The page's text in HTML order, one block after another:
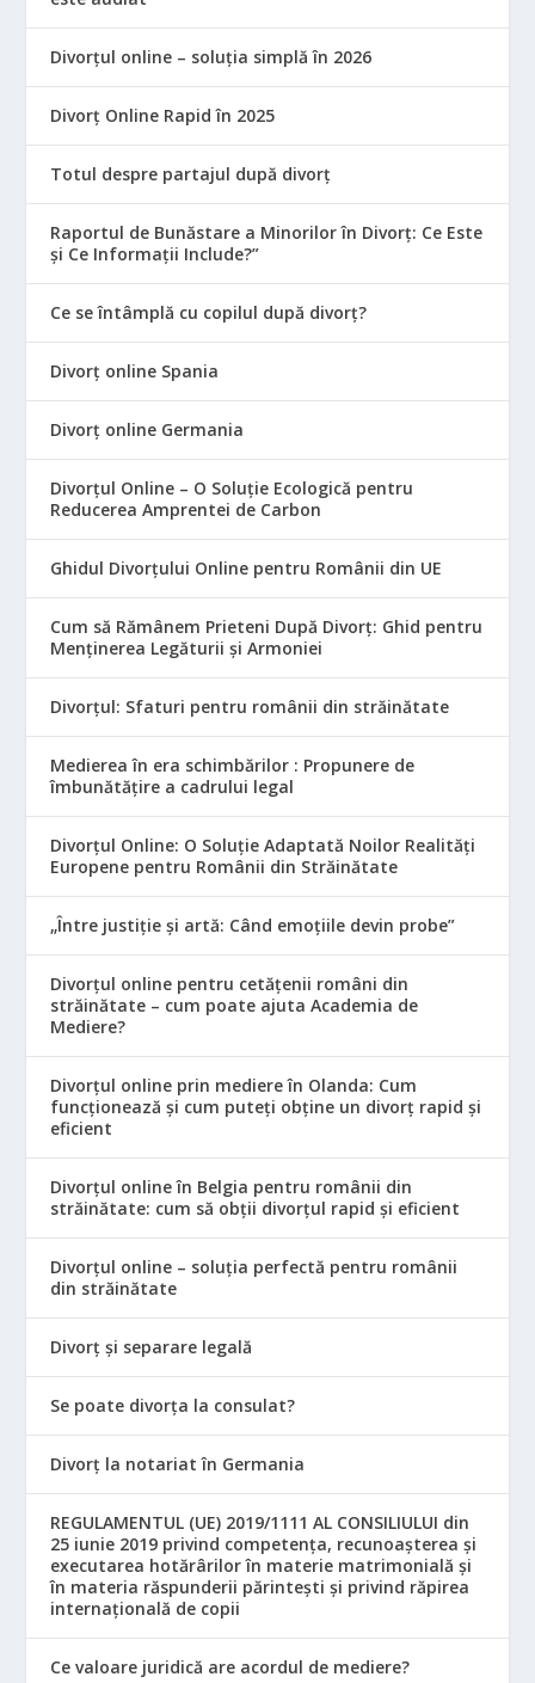
Divorțul online – soluția simplă în 2026
Divorț Online Rapid în 2025
Totul despre partajul după divorț
Raportul de Bunăstare a Minorilor în Divorț: Ce Este
și Ce Informații Include?”
Ce se întâmplă cu copilul după divorț?
Divorț online Spania
Divorț online Germania
Divorțul Online – O Soluție Ecologică pentru
Reducerea Amprentei de Carbon
Ghidul Divorțului Online pentru Românii din UE
Cum să Rămânem Prieteni După Divorț: Ghid pentru
Menținerea Legăturii și Armoniei
Divorțul: Sfaturi pentru românii din străinătate
Medierea în era schimbărilor : Propunere de
îmbunătățire a cadrului legal
Divorțul Online: O Soluție Adaptată Noilor Realități
Europene pentru Românii din Străinătate
„Între justiție și artă: Când emoțiile devin probe”
Divorțul online pentru cetățenii români din
străinătate – cum poate ajuta Academia de
Mediere?
Divorțul online prin mediere în Olanda: Cum
funcționează și cum puteți obține un divorț rapid și
eficient
Divorțul online în Belgia pentru românii din
străinătate: cum să obții divorțul rapid și eficient
Divorțul online – soluția perfectă pentru românii
din străinătate
Divorț și separare legală
Se poate divorța la consulat?
Divorț la notariat în Germania
REGULAMENTUL (UE) 2019/1111 AL CONSILIULUI din
25 iunie 2019 privind competența, recunoașterea și
executarea hotărârilor în materie matrimonială și
în materia răspunderii părintești și privind răpirea
internațională de copii
Ce valoare juridică are acordul de mediere?